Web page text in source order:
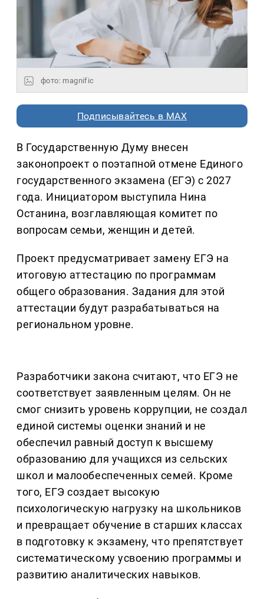
фото: magnific
Подписывайтесь в MAX
В Государственную Думу внесен
законопроект о поэтапной отмене Единого
государственного экзамена (ЕГЭ) с 2027
года. Инициатором выступила Нина
Останина, возглавляющая комитет по
вопросам семьи, женщин и детей.
Проект предусматривает замену ЕГЭ на
итоговую аттестацию по программам
общего образования. Задания для этой
аттестации будут разрабатываться на
региональном уровне.
Разработчики закона считают, что ЕГЭ не
соответствует заявленным целям. Он не
смог снизить уровень коррупции, не создал
единой системы оценки знаний и не
обеспечил равный доступ к высшему
образованию для учащихся из сельских
школ и малообеспеченных семей. Кроме
того, ЕГЭ создает высокую
психологическую нагрузку на школьников
и превращает обучение в старших классах
в подготовку к экзамену, что препятствует
систематическому усвоению программы и
развитию аналитических навыков.